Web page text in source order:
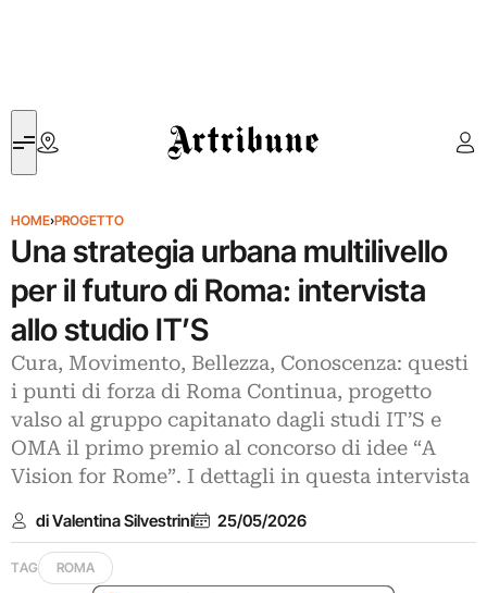
Artribune
HOME›PROGETTO
Una strategia urbana multilivello
per il futuro di Roma: intervista
allo studio IT’S
Cura, Movimento, Bellezza, Conoscenza: questi
i punti di forza di Roma Continua, progetto
valso al gruppo capitanato dagli studi IT’S e
OMA il primo premio al concorso di idee “A
Vision for Rome”. I dettagli in questa intervista
di Valentina Silvestrini 25/05/2026
TAG ROMA